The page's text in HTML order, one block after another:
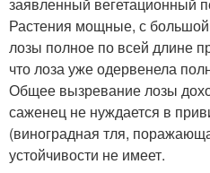
Растения мощные, с
лозы полное по всей длине
что лоза уже одервенела
Общее вызревание лозы
саженец не нуждается в
(виноградная тля,
устойчивости не имеет.